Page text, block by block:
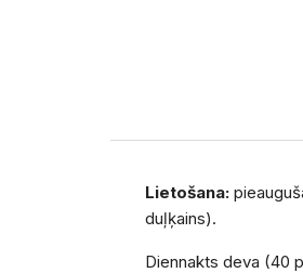
Lietošana:
duļķains).
Diennakts deva (40